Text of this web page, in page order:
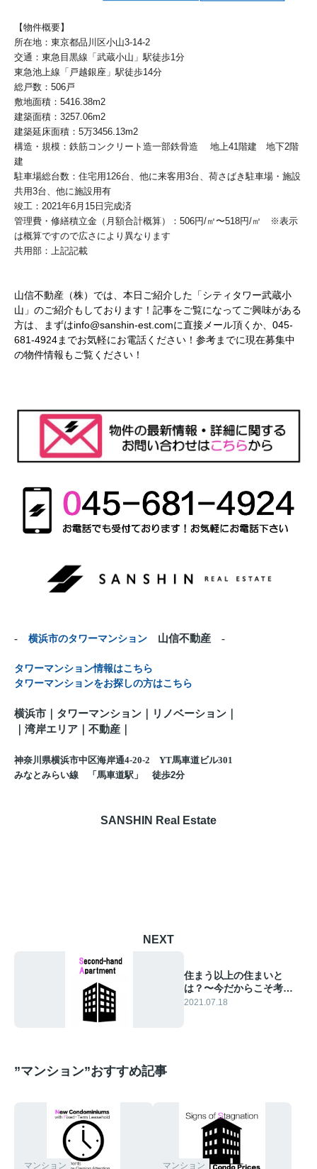
【物件概要】
所在地：東京都品川区小山3-14-2
交通：東急目黒線「武蔵小山」駅徒歩1分
東急池上線「戸越銀座」駅徒歩14分
総戸数：506戸
敷地面積：5416.38m2
建築面積：3257.06m2
建築延床面積：5万3456.13m2
構造・規模：鉄筋コンクリート造一部鉄骨造 地上41階建 地下2階
建
駐車場総台数：住宅用126台、他に来客用3台、荷さばき駐車場・施設
共用3台、他に施設用有
竣工：2021年6月15日完成済
管理費・修繕積立金（月額合計概算）：506円/㎡〜518円/㎡ ※表示
は概算ですので広さにより異なります
共用部：上記記載
山信不動産（株）では、本日ご紹介した「シティタワー武蔵小
山」のご紹介もしております！記事をご覧になってご興味がある
方は、まずはinfo@sanshin-est.comに直接メール頂くか、045-
681-4924までお気軽にお電話ください！参考までに現在募集中
の物件情報もご覧ください！
- 横浜市のタワーマンション 山信不動産 -
タワーマンション情報はこちら
タワーマンションをお探しの方はこちら
横浜市｜タワーマンション｜リノベーション｜
湾岸エリア｜不動産
神奈川県横浜市中区海岸通4-20-2 YT馬車道ビル301
みなとみらい線 「馬車道駅」 徒歩2分
SANSHIN Real Estate
NEXT
住まう以上の住まいと
は？〜今だからこそ考え
るマンション勘所〜
2021.07.18
”マンション”おすすめ記事
マンション マンション